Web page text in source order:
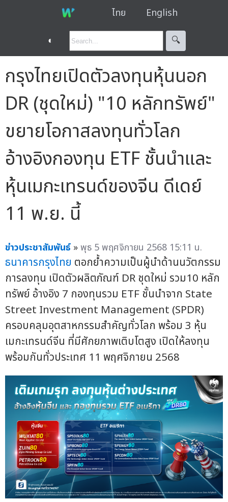
ไทย English
◐ 🔍︎
กรุงไทยเปิดตัวลงทุนหุ้นนอก
DR (ชุดใหม่) "10 หลักทรัพย์"
ขยายโอกาสลงทุนทั่วโลก
อ้างอิงกองทุน ETF ชั้นนำและ
หุ้นเมกะเทรนด์ของจีน ดีเดย์
11 พ.ย. นี้
ข่าวประชาสัมพันธ์ »พุธ 5 พฤศจิกายน 2568 15:11 น.
ธนาคารกรุงไทย ตอกย้ำความเป็นผู้นำด้านนวัตกรรม
การลงทุน เปิดตัวผลิตภัณฑ์ DR ชุดใหม่ รวม10 หลัก
ทรัพย์ อ้างอิง 7 กองทุนรวม ETF ชั้นนำจาก State
Street Investment Management (SPDR)
ครอบคลุมอุตสาหกรรมสำคัญทั่วโลก พร้อม 3 หุ้น
เมกะเทรนด์จีน ที่มีศักยภาพเติบโตสูง เปิดให้ลงทุน
พร้อมกันทั่วประเทศ 11 พฤศจิกายน 2568